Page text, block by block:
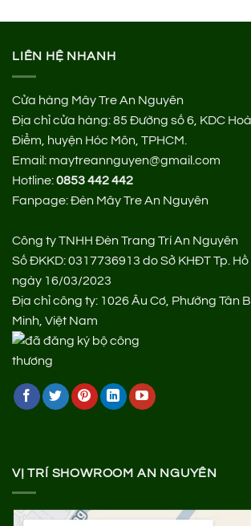
LIÊN HỆ NHANH
Cửa hàng Mây Tre An Nguyên
Địa chỉ cửa hàng:85 Đường số 6, KDC
Điểm, huyện Hóc Môn, TPHCM.
Email: maytreannguyen@gmail.com
Hotline:0853 442 442
Fanpage:Đèn Mây Tre An Nguyên
Công ty TNHH Đèn Trang Trí An Nguyên
Số ĐKKD: 0317736913 do Sở KHĐT Tp.
ngày 16/03/2023
Địa chỉ công ty: 1026 Âu Cơ, Phường Tân
Minh, Việt Nam
VỊ TRÍ SHOWROOM AN NGUYÊN